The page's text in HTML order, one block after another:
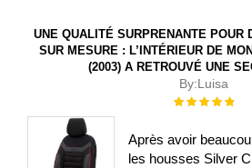
UNE QUALITÉ SURPRENANTE POUR
SUR MESURE : L’INTÉRIEUR DE
(2003) A RETROUVÉ UNE
By:Luisa
Évaluation :
Après avoir
les housses Silver